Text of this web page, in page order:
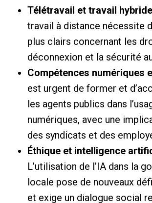
Télétravail et travail hybride
travail à distance nécessite
plus clairs concernant les
déconnexion et la sécurité
Compétences numériques
est urgent de former et
les agents publics dans
numériques, avec une
des syndicats et des
Éthique et intelligence
L’utilisation de l’IA dans la
locale pose de nouveaux
et exige un dialogue social